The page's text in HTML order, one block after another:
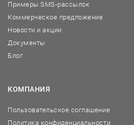
Примеры SMS-рассылок
Коммерческое предложение
Новости и акции
Документы
Блог
КОМПАНИЯ
Пользовательское соглашение
Политика конфиденциальности